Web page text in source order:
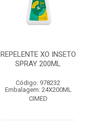
REPELENTE XO INSETO
SPRAY 200ML
Código: 978232
Embalagem: 24X200ML
CIMED